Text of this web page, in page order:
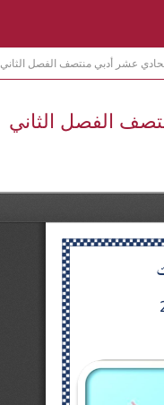
عشر أدبي منتصف الفصل الثاني
الفصل الثاني